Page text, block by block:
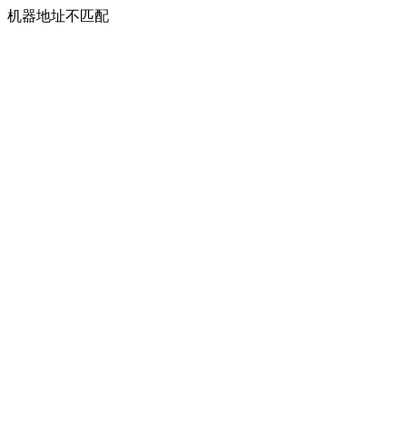
机器地址不匹配